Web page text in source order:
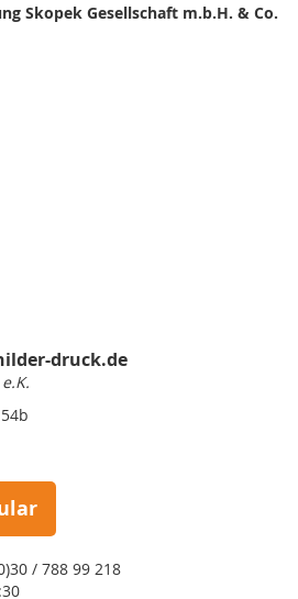
Skopek Gesellschaft m.b.H. & Co.
druck.de
/ 788 99 218